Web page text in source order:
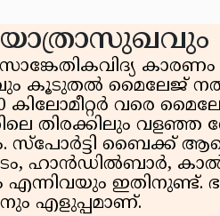
കൂടുതൽ മൈലേജ്
കിലോമീറ്റർ വരെ
തിരക്കിലും
സ്പോർട്ടി ബൈക്ക്
ഹാൻഡിൽബാർ,
എന്നിവയും
എളുപ്പമാണ്.